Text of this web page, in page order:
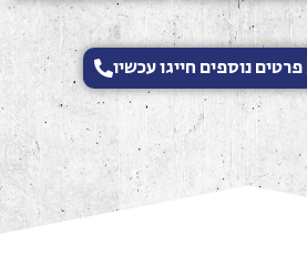
נוספים חייגו עכשיו